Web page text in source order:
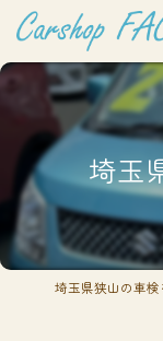
埼玉